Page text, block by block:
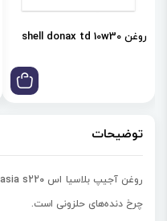
روغن shell donax td 10w30
توضیحات
چرخ دنده‌های حلزونی است.